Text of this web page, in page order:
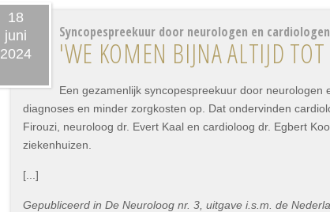
18
juni
2024
Syncopespreekuur door neurologen en cardiologen
'WE KOMEN BIJNA ALTIJD
Een gezamenlijk syncopespreekuur door neurologen
diagnoses en minder zorgkosten op. Dat ondervinden
Firouzi, neuroloog dr. Evert Kaal en cardioloog dr. Egbert
ziekenhuizen.
[...]
Gepubliceerd in De Neuroloog nr. 3, uitgave i.s.m. de